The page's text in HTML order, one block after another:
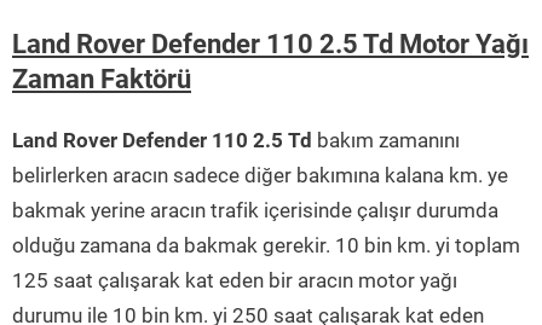
Land Rover Defender 110 2.5 Td Motor Yağı
Zaman Faktörü
Land Rover Defender 110 2.5 Td bakım zamanını
belirlerken aracın sadece diğer bakımına kalana km. ye
bakmak yerine aracın trafik içerisinde çalışır durumda
olduğu zamana da bakmak gerekir. 10 bin km. yi toplam
125 saat çalışarak kat eden bir aracın motor yağı
durumu ile 10 bin km. yi 250 saat çalışarak kat eden